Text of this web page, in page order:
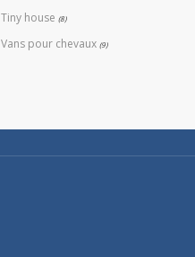
Tiny house (8)
Vans pour chevaux (9)